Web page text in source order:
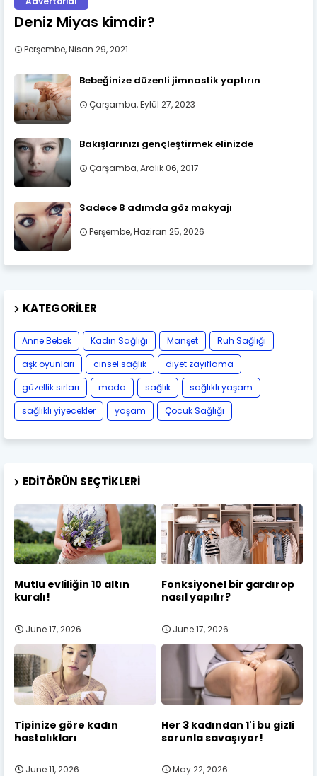
Deniz Miyas kimdir?
Perşembe, Nisan 29, 2021
Bebeğinize düzenli jimnastik yaptırın
Çarşamba, Eylül 27, 2023
Bakışlarınızı gençleştirmek elinizde
Çarşamba, Aralık 06, 2017
Sadece 8 adımda göz makyajı
Perşembe, Haziran 25, 2026
KATEGORILER
Anne Bebek Kadın Sağlığı Manşet
Ruh Sağlığı
aşk oyunları
cinsel sağlık
diyet zayıflama
güzellik sırları
moda sağlık
sağlıklı yaşam
sağlıklı yiyecekler
yaşam Çocuk Sağlığı
EDITÖRÜN SEÇTIKLERI
Mutlu evliliğin 10 altın
kuralı!
June 17, 2026
Fonksiyonel bir gardırop
nasıl yapılır?
June 17, 2026
Tipinize göre kadın
hastalıkları
June 11, 2026
Her 3 kadından 1'i bu gizli
sorunla savaşıyor!
May 22, 2026